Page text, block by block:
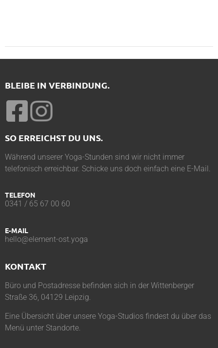
BLEIBE IN VERBINDUNG.
SO ERREICHST DU UNS.
Während unserer Yoga-Stunden sind wir nicht immer
telefonisch erreichbar. Schicke uns doch einfach eine E-Mail.
TELEFON
0341 / 65 67 00 60
E-MAIL
hello@element-ost.yoga
KONTAKT
Büro und Postadresse befinden sich in der Wittenberger
Straße 36, 04129 Leipzig.
Eine Übersicht über unsere Yoga-Studios findest du über das
Menü unter Standorte